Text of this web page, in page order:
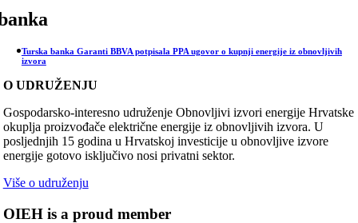
Turska banka Garanti BBVA potpisala PPA ugovor o kupnji energije iz obnovljivih
izvora
O UDRUŽENJU
Gospodarsko-interesno udruženje Obnovljivi izvori energije Hrvatske
okuplja proizvođače električne energije iz obnovljivih izvora. U
posljednjih 15 godina u Hrvatskoj investicije u obnovljive izvore
energije gotovo isključivo nosi privatni sektor.
Više o udruženju
OIEH is a proud member